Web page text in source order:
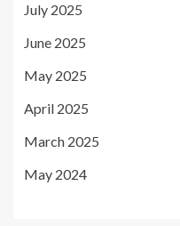
July 2025
June 2025
May 2025
April 2025
March 2025
May 2024